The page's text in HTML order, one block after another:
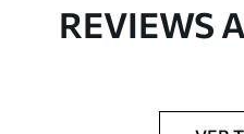
REVIEWS